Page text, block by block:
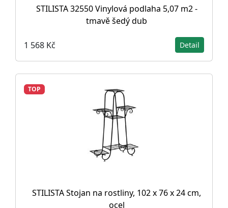
STILISTA 32550 Vinylová podlaha 5,07 m2 -
tmavě šedý dub
1 568 Kč Detail
TOP
STILISTA Stojan na rostliny, 102 x 76 x 24 cm,
ocel